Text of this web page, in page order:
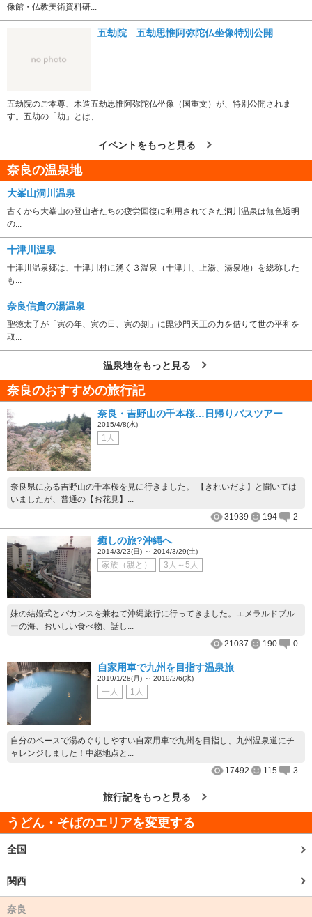
像館・仏教美術資料研...
五劫院 五劫思惟阿弥陀仏坐像特別公開
五劫院のご本尊、木造五劫思惟阿弥陀仏坐像（国重文）が、特別公開されま
す。五劫の「劫」とは、...
イベントをもっと見る
奈良の温泉地
大峯山洞川温泉
古くから大峯山の登山者たちの疲労回復に利用されてきた洞川温泉は無色透明
の...
十津川温泉
十津川温泉郷は、十津川村に湧く３温泉（十津川、上湯、湯泉地）を総称した
も...
奈良信貴の湯温泉
聖徳太子が「寅の年、寅の日、寅の刻」に毘沙門天王の力を借りて世の平和を
取...
温泉地をもっと見る
奈良のおすすめの旅行記
奈良・吉野山の千本桜…日帰りバスツアー
2015/4/8(水)
1人
奈良県にある吉野山の千本桜を見に行きました。 【きれいだよ】と聞いては
いましたが、普通の【お花見】...
31939
194 2
癒しの旅?沖縄へ
2014/3/23(日) ～ 2014/3/29(土)
家族（親と） 3人～5人
妹の結婚式とバカンスを兼ねて沖縄旅行に行ってきました。エメラルドブル
ーの海、おいしい食べ物、話し...
21037
190 0
自家用車で九州を目指す温泉旅
2019/1/28(月) ～ 2019/2/6(水)
一人 1人
自分のペースで湯めぐりしやすい自家用車で九州を目指し、九州温泉道にチ
ャレンジしました！中継地点と...
17492
115 3
旅行記をもっと見る
うどん・そばのエリアを変更する
全国
関西
奈良